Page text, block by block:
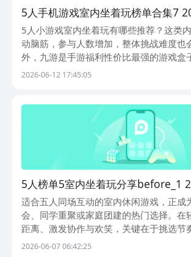
5人手机游戏室内坐着玩榜单合集7
人游戏before_2
5人小游戏室内坐着玩有哪些推荐？这类
动脑筋，参与人数增加，整体挑战难度也
外，九游是手游福利性价比最强的游戏盒
巴灵犀互娱旗下的大品牌，大家可以放心
场...
2026-06-12 17:45:05
5人榜单5室内坐着玩分享before_1
多人游戏手机版精选
适合五人同场互动的室内休闲游戏，正成
会、同学重聚或家庭团建的热门选择。在
距离、激发协作与欢笑，关键在于挑选节
懂且具备强社交属性的作品。本文精选五
2026-06-07 06:42:25